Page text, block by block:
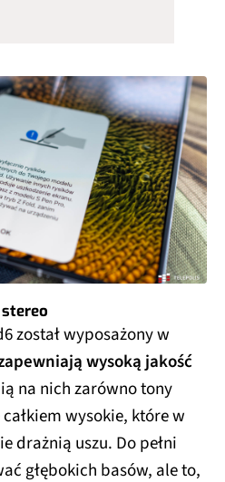
został wyposażony w
wysoką jakość
na nich zarówno tony
wysokie, które w
drażnią uszu. Do pełni
głębokich basów, ale to,